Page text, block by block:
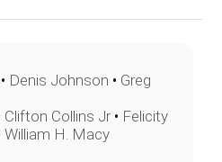
• Denis Johnson • Greg
Clifton Collins Jr• Felicity
William H. Macy